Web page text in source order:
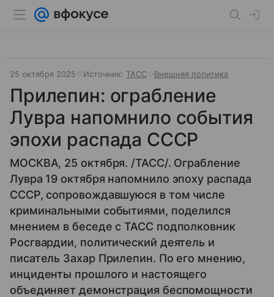
25 октября 2025 Источник: ТАСС Внешняя политика
Прилепин: ограбление
Лувра напомнило события
эпохи распада СССР
МОСКВА, 25 октября. /ТАСС/. Ограбление
Лувра 19 октября напомнило эпоху распада
СССР, сопровождавшуюся в том числе
криминальными событиями, поделился
мнением в беседе с ТАСС подполковник
Росгвардии, политический деятель и
писатель Захар Прилепин. По его мнению,
инциденты прошлого и настоящего
объединяет демонстрация беспомощности